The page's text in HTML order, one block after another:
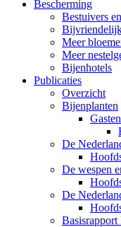
Bescherming
Bestuivers
Meer
Meer
Bijenhotels
Publicaties
Overzicht
Bijenplanten
De
De wespen
De